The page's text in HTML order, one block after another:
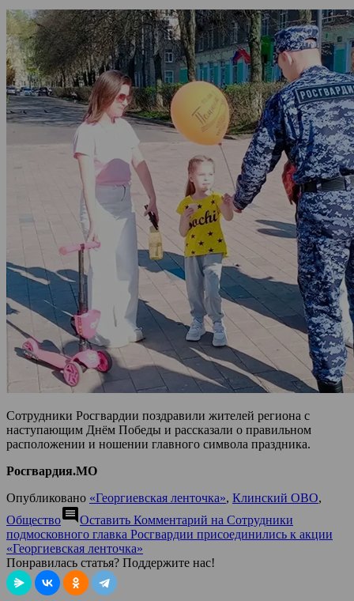
Сотрудники Росгвардии поздравили жителей региона с
наступающим Днём Победы и рассказали о правильном
расположении и ношении главного символа праздника.
Росгвардия.МО
Опубликовано «Георгиевская ленточка», Клинский ОВО,
Обществоcomment Оставить Комментарий на Сотрудники
подмосковного главка Росгвардии присоединились к акции
«Георгиевская ленточка»
Понравилась статья? Поддержите нас!